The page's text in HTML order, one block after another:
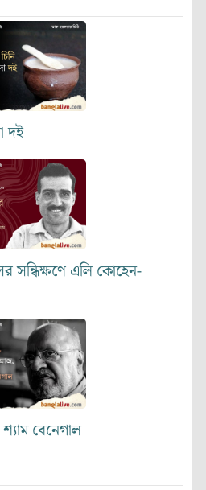
দই
সন্ধিক্ষণে এলি কোহেন-
বেনেগাল